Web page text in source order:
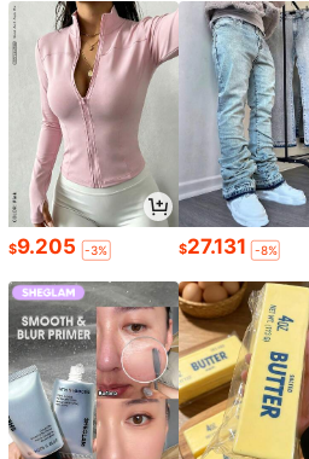
$9.205 -3% $27.131 -8%